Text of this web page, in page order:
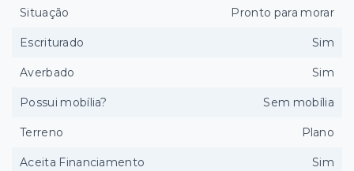
Situação Pronto para morar
Escriturado Sim
Averbado Sim
Possui mobília? Sem mobília
Terreno Plano
Aceita Financiamento Sim